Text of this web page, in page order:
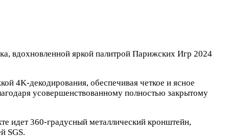
вдохновленной яркой палитрой Парижских Игр 2024
4K-декодирования, обеспечивая четкое и ясное
усовершенствованному полностью закрытому
идет 360-градусный металлический кронштейн,
SGS.